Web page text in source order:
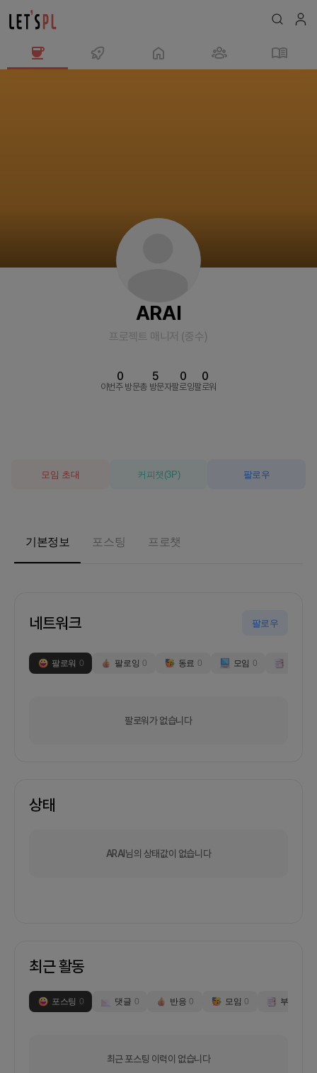
ARAI
프로젝트 매니저 (중수)
이번주 방문
0
총 방문자
5
팔로잉
0
팔로워
0
모임 초대 커피챗 (3P) 팔로우
기본정보 포스팅 프로챗
네트워크 팔로우
팔로워 0 팔로잉 0 동료 0 모임 0
팔로워가 없습니다
상태
ARAI님의 상태값이 없습니다
최근 활동
포스팅 0 댓글 0 반응 0 모임 0 부스
최근 포스팅 이력이 없습니다